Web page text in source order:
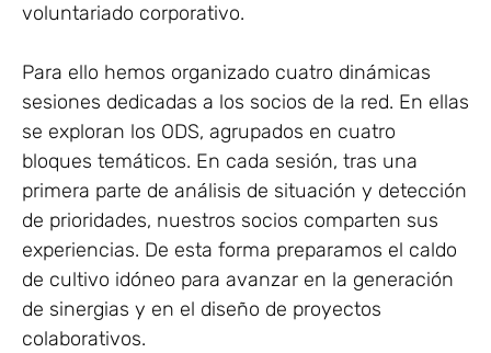
voluntariado corporativo.
Para ello hemos organizado cuatro dinámicas
sesiones dedicadas a los socios de la red. En ellas
se exploran los ODS, agrupados en cuatro
bloques temáticos. En cada sesión, tras una
primera parte de análisis de situación y detección
de prioridades, nuestros socios comparten sus
experiencias. De esta forma preparamos el caldo
de cultivo idóneo para avanzar en la generación
de sinergias y en el diseño de proyectos
colaborativos.